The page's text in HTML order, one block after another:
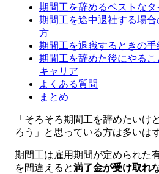
期間工を辞めるベストなタ
期間工を途中退社する場
方
期間工を退職するときの
期間工を辞めた後にやる
キャリア
よくある質問
まとめ
「そろそろ期間工を辞めたいけ
ろう」と思っている方は多いは
期間工は雇用期間が定められた
を間違えると満了金が受け取れ